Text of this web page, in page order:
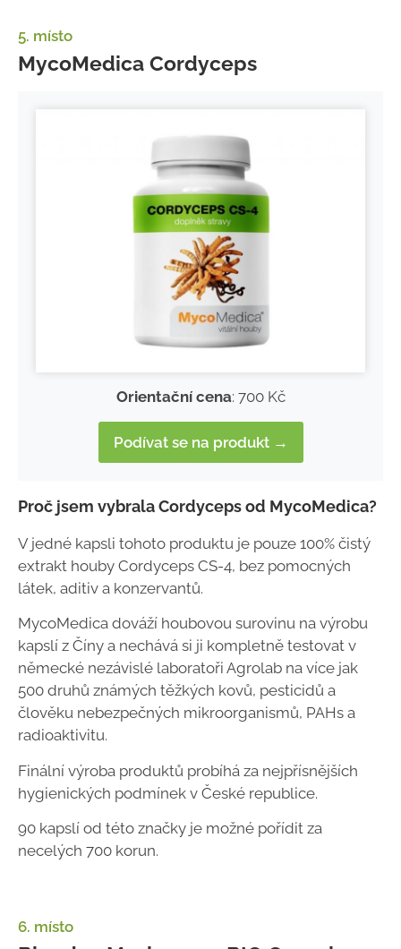
5. místo
MycoMedica Cordyceps
Orientační cena: 700 Kč
Podívat se na produkt →
Proč jsem vybrala Cordyceps od MycoMedica?
V jedné kapsli tohoto produktu je pouze 100% čistý
extrakt houby Cordyceps CS-4, bez pomocných
látek, aditiv a konzervantů.
MycoMedica dováží houbovou surovinu na výrobu
kapslí z Číny a nechává si ji kompletně testovat v
německé nezávislé laboratoři Agrolab na více jak
500 druhů známých těžkých kovů, pesticidů a
člověku nebezpečných mikroorganismů, PAHs a
radioaktivitu.
Finální výroba produktů probíhá za nejpřísnějších
hygienických podmínek v České republice.
90 kapslí od této značky je možné pořídit za
necelých 700 korun.
6. místo